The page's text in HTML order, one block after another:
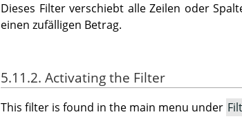
Dieses Filter verschiebt alle Zeilen oder
einen zufälligen Betrag.
5.11.2. Activating the Filter
This filter is found in the main menu under